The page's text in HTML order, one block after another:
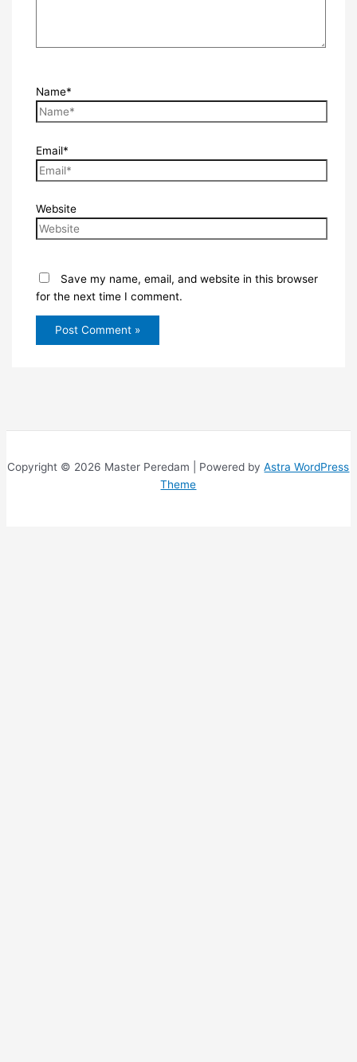
Name*
Email*
Website
Save my name, email, and website in this browser
for the next time I comment.
Copyright © 2026 Master Peredam | Powered byAstra WordPress
Theme